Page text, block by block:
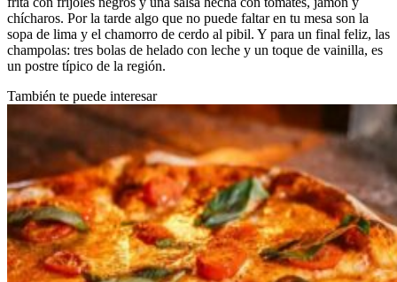
chícharos. Por la tarde algo que no puede faltar en tu mesa son la
sopa de lima y el chamorro de cerdo al pibil. Y para un final feliz, las
champolas: tres bolas de helado con leche y un toque de vainilla, es
un postre típico de la región.
También te puede interesar